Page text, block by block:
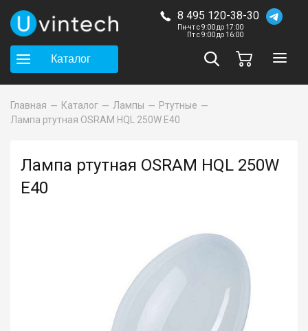
8 495 120-38-30
Пн-чт с 9:00 до 17:00
Пт с 9:00 до 16:00
Каталог
Главная Каталог Лампы
Ртутные
Лампа ртутная OSRAM HQL 250W E40
Лампа ртутная OSRAM HQL 250W
E40